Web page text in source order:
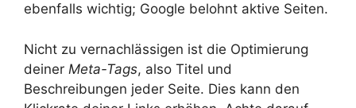
ebenfalls wichtig; Google belohnt aktive Seiten.
Nicht zu vernachlässigen ist die Optimierung
deiner Meta-Tags, also Titel und
Beschreibungen jeder Seite. Dies kann den